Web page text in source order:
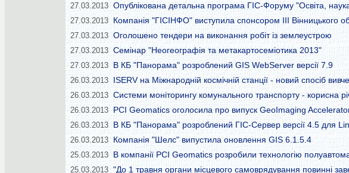
27.03.2013 Опублікована детальна програма ГІС-Форуму "Освіта,
27.03.2013 Компанія "ГІСІНФО" виступила спонсором III Вінницького
27.03.2013 Оголошено тендери на виконання робіт із землеустрою
27.03.2013 Семінар "Неогеографія та метакартосеміотика 2013"
27.03.2013 В КБ "Панорама" розроблений GIS WebServer версії 7.9
26.03.2013 ISERV на Міжнародній космічній станції - новий спосіб
26.03.2013 Системи моніторингу комунального транспорту - корисна
26.03.2013 PCI Geomatics оголосила про випуск GeoImaging
26.03.2013 В КБ "Панорама" розроблений ГІС-Сервер версії 4.5 для
26.03.2013 Компанія "Шелс" випустила оновлення GIS 6.1.5.4
25.03.2013 В компанії PCI Geomatics розробили технологію
25.03.2013 "До 1 травня органи місцевого самоврядування повинні